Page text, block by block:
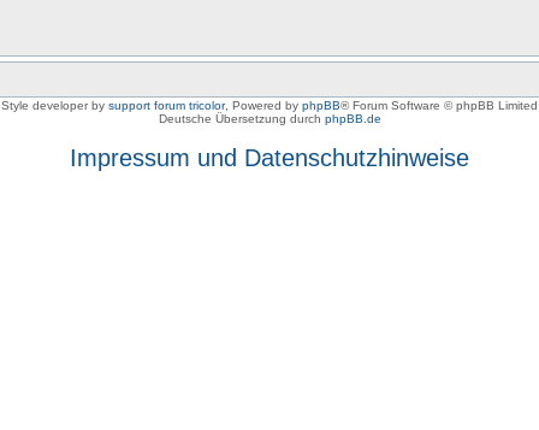
Style developer by support forum tricolor, Powered by phpBB® Forum Software © phpBB Limited
Deutsche Übersetzung durch phpBB.de
Impressum und Datenschutzhinweise